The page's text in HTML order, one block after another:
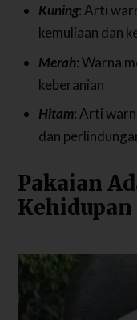
Kuning: Arti
kemuliaan dan
Merah: Warna
keberanian
Hitam: Arti
dan
Pakaian